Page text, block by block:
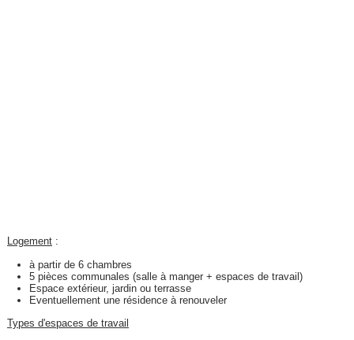
Logement:
à partir de 6 chambres
5 pièces communales (salle à manger + espaces de travail)
Espace extérieur, jardin ou terrasse
Eventuellement une résidence à renouveler
Types d'espaces de travail